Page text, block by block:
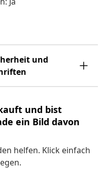
und
und bist
ein Bild davon
helfen. Klick einfach